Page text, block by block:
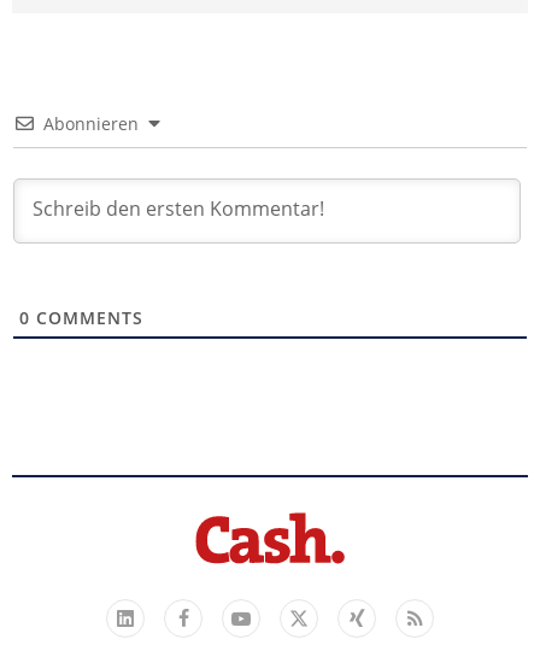
Abonnieren
0 COMMENTS
LinkedIn
FacebookYouTube
X
Xing Feed